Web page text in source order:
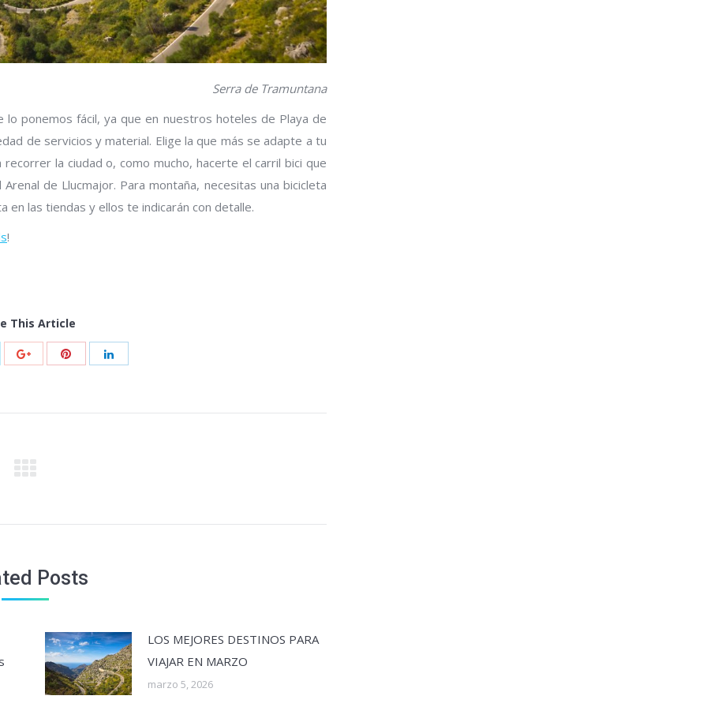
Serra de Tramuntana
lo ponemos fácil, ya que en nuestros hoteles de Playa de
de servicios y material. Elige la que más se adapte a tu
la ciudad o, como mucho, hacerte el carril bici que
de Llucmajor. Para montaña, necesitas una bicicleta
en las tiendas y ellos te indicarán con detalle.
!
This Article
Posts
LOS MEJORES DESTINOS PARA
VIAJAR EN MARZO
marzo 5, 2026